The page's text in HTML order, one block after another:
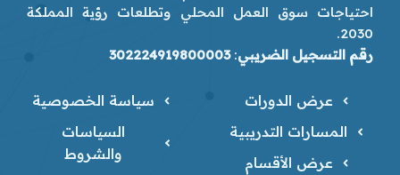
احتياجات سوق العمل المحلي وتطلعات رؤية المملكة
2030.
رقم التسجيل الضريبي:
302224919800003
عرض الدورات
المسارات التدريبية
عرض الأقسام
سياسة الخصوصية
السياسات
والشروط